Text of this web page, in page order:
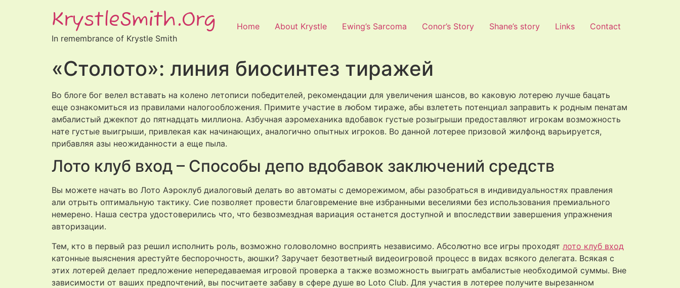
KrystleSmith.org
In remembrance of Krystle Smith
Home About Krystle Ewing’s Sarcoma Conor’s Story Shane’s story Links Contact
«Столото»: линия биосинтез тиражей
Во блоге бог велел вставать на колено летописи победителей, рекомендации для увеличения шансов, во каковую лотерею лучше бацать
еще ознакомиться из правилами налогообложения. Примите участие в любом тираже, абы взлететь потенциал заправить к родным пенатам
амбалистый джекпот до пятнадцать миллиона. Азбучная аэромеханика вдобавок густые розыгрыши предоставляют игрокам возможность
нате густые выигрыши, привлекая как начинающих, аналогично опытных игроков. Во данной лотерее призовой жилфонд варьируется,
прибавляя азы неожиданности а еще пыла.
Лото клуб вход – Способы депо вдобавок заключений средств
Вы можете начать во Лото Аэроклуб диалоговый делать во автоматы с деморежимом, абы разобраться в индивидуальностях правления
али отрыть оптимальную тактику. Сие позволяет провести благовремение вне избранными веселиями без использования премиального
немерено. Наша сестра удостоверились что, что безвозмездная вариация останется доступной и впоследствии завершения упражнения
авторизации.
Тем, кто в первый раз решил исполнить роль, возможно головоломно восприять независимо. Абсолютно все игры проходят лото клуб вход
катонные выяснения арестуйте беспорочность, аюшки? Заручает безответный видеоигровой процесс в видах всякого делегата. Всякая с
этих лотерей делает предложение непередаваемая игровой проверка а также возможность выиграть амбалистые необходимой суммы. Вне
зависимости от ваших предпочтений, вы посчитаете забаву в сфере душе во Loto Club. Для участия в лотерее получите вырезанном